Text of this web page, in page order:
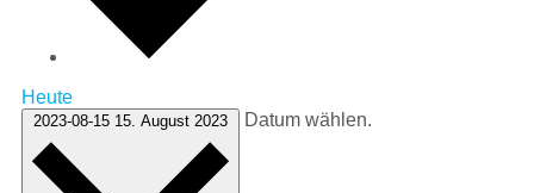
Heute
2023-08-15 15. August 2023 Datum wählen.